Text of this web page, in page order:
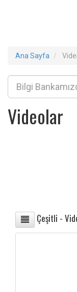
Ana Sayfa
Videolar
Çeşitli -